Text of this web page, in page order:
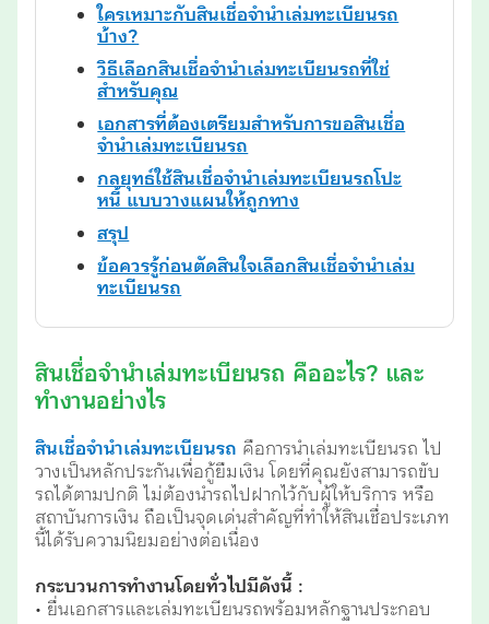
ใครเหมาะกับสินเชื่อจำนำเล่มทะเบียนรถ
บ้าง?
วิธีเลือกสินเชื่อจำนำเล่มทะเบียนรถที่ใช่
สำหรับคุณ
เอกสารที่ต้องเตรียมสำหรับการขอสินเชื่อ
จำนำเล่มทะเบียนรถ
กลยุทธ์ใช้สินเชื่อจำนำเล่มทะเบียนรถโปะ
หนี้ แบบวางแผนให้ถูกทาง
สรุป
ข้อควรรู้ก่อนตัดสินใจเลือกสินเชื่อจำนำเล่ม
ทะเบียนรถ
สินเชื่อจำนำเล่มทะเบียนรถ คืออะไร? และ
ทำงานอย่างไร
สินเชื่อจำนำเล่มทะเบียนรถ คือการนำเล่มทะเบียนรถ ไป
วางเป็นหลักประกันเพื่อกู้ยืมเงิน โดยที่คุณยังสามารถขับ
รถได้ตามปกติ ไม่ต้องนำรถไปฝากไว้กับผู้ให้บริการ หรือ
สถาบันการเงิน ถือเป็นจุดเด่นสำคัญที่ทำให้สินเชื่อประเภท
นี้ได้รับความนิยมอย่างต่อเนื่อง
กระบวนการทำงานโดยทั่วไปมีดังนี้ :
• ยื่นเอกสารและเล่มทะเบียนรถพร้อมหลักฐานประกอบ